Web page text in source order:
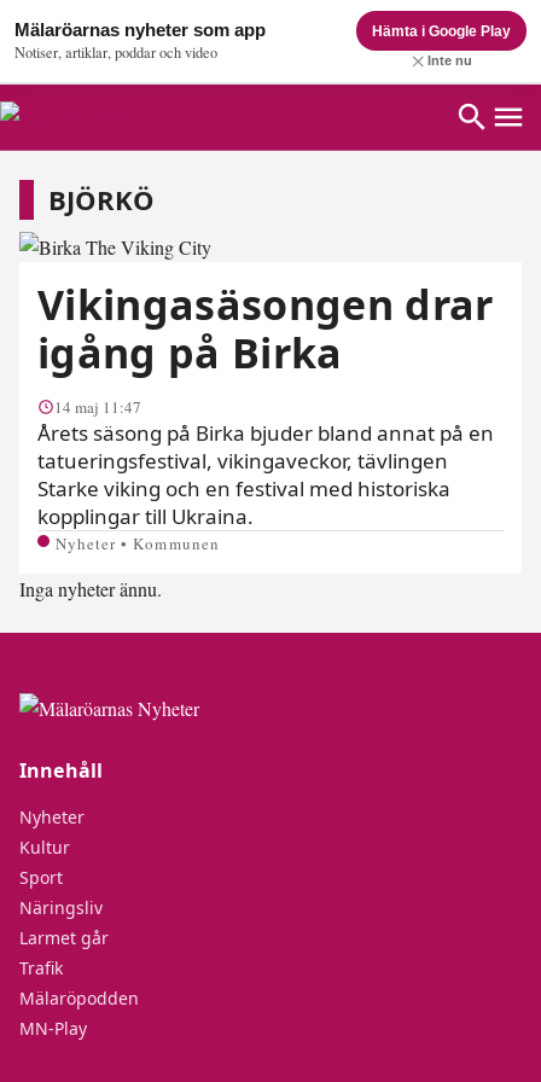
Mälaröarnas nyheter som app
Notiser, artiklar, poddar och video
Hämta i Google Play
Inte nu
Björkö
BJÖRKÖ
Vikingasäsongen drar
igång på Birka
14 maj 11:47
Årets säsong på Birka bjuder bland annat på en
tatueringsfestival, vikingaveckor, tävlingen
Starke viking och en festival med historiska
kopplingar till Ukraina.
Nyheter • Kommunen
Inga nyheter ännu.
Innehåll
Nyheter
Kultur
Sport
Näringsliv
Larmet går
Trafik
Mälaröpodden
MN-Play